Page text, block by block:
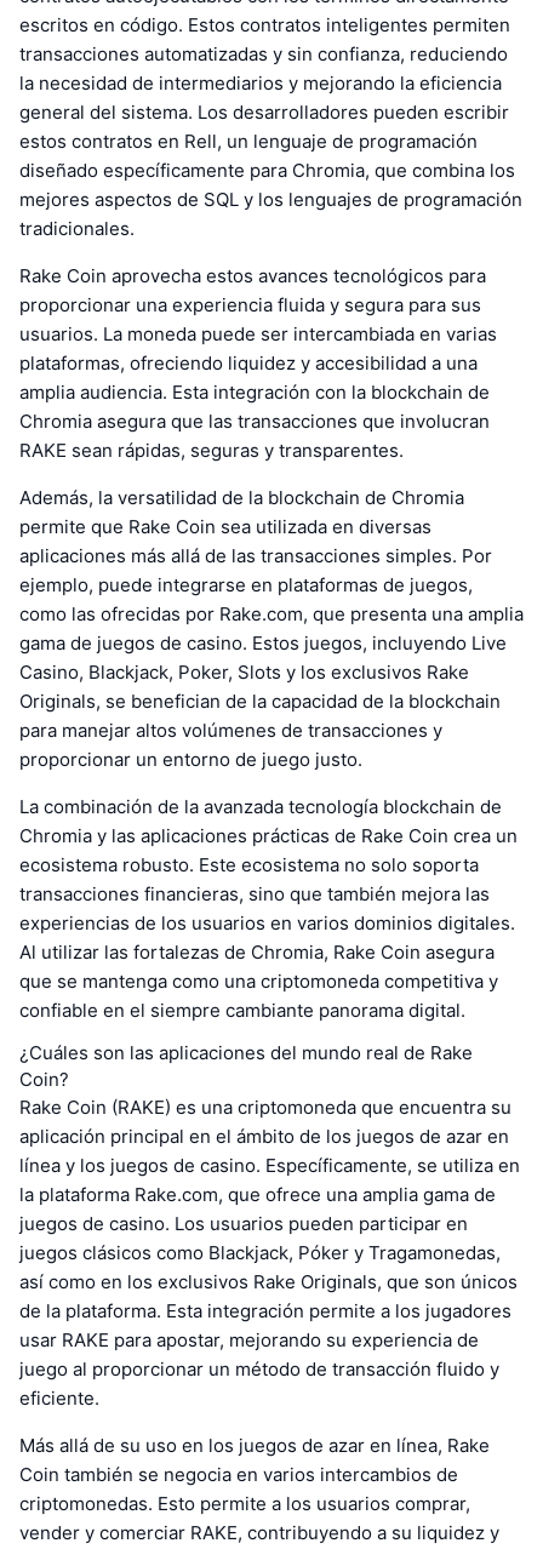
escritos en código. Estos contratos inteligentes permiten
transacciones automatizadas y sin confianza, reduciendo
la necesidad de intermediarios y mejorando la eficiencia
general del sistema. Los desarrolladores pueden escribir
estos contratos en Rell, un lenguaje de programación
diseñado específicamente para Chromia, que combina los
mejores aspectos de SQL y los lenguajes de programación
tradicionales.
Rake Coin aprovecha estos avances tecnológicos para
proporcionar una experiencia fluida y segura para sus
usuarios. La moneda puede ser intercambiada en varias
plataformas, ofreciendo liquidez y accesibilidad a una
amplia audiencia. Esta integración con la blockchain de
Chromia asegura que las transacciones que involucran
RAKE sean rápidas, seguras y transparentes.
Además, la versatilidad de la blockchain de Chromia
permite que Rake Coin sea utilizada en diversas
aplicaciones más allá de las transacciones simples. Por
ejemplo, puede integrarse en plataformas de juegos,
como las ofrecidas por Rake.com, que presenta una amplia
gama de juegos de casino. Estos juegos, incluyendo Live
Casino, Blackjack, Poker, Slots y los exclusivos Rake
Originals, se benefician de la capacidad de la blockchain
para manejar altos volúmenes de transacciones y
proporcionar un entorno de juego justo.
La combinación de la avanzada tecnología blockchain de
Chromia y las aplicaciones prácticas de Rake Coin crea un
ecosistema robusto. Este ecosistema no solo soporta
transacciones financieras, sino que también mejora las
experiencias de los usuarios en varios dominios digitales.
Al utilizar las fortalezas de Chromia, Rake Coin asegura
que se mantenga como una criptomoneda competitiva y
confiable en el siempre cambiante panorama digital.
¿Cuáles son las aplicaciones del mundo real de Rake
Coin?
Rake Coin (RAKE) es una criptomoneda que encuentra su
aplicación principal en el ámbito de los juegos de azar en
línea y los juegos de casino. Específicamente, se utiliza en
la plataforma Rake.com, que ofrece una amplia gama de
juegos de casino. Los usuarios pueden participar en
juegos clásicos como Blackjack, Póker y Tragamonedas,
así como en los exclusivos Rake Originals, que son únicos
de la plataforma. Esta integración permite a los jugadores
usar RAKE para apostar, mejorando su experiencia de
juego al proporcionar un método de transacción fluido y
eficiente.
Más allá de su uso en los juegos de azar en línea, Rake
Coin también se negocia en varios intercambios de
criptomonedas. Esto permite a los usuarios comprar,
vender y comerciar RAKE, contribuyendo a su liquidez y